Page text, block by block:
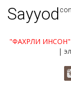
Sayyod
"ФАХРЛИ ИНСОН"
|